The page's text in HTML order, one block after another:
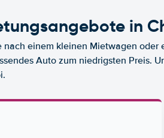
in
nach einem kleinen Mietwagen
Auto zum niedrigsten Preis.